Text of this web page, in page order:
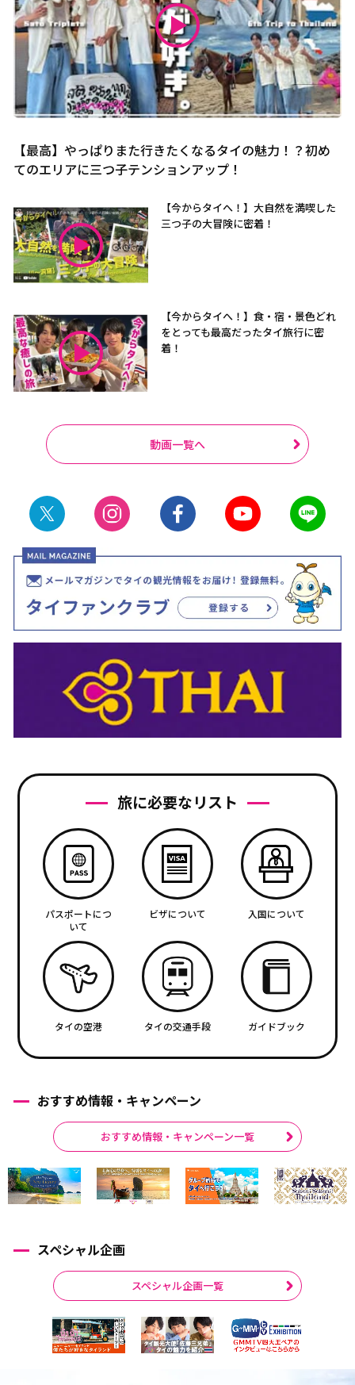
【最高】やっぱりまた行きたくなるタイの魅力！？初め
てのエリアに三つ子テンションアップ！
【今からタイへ！】大自然を満喫した
三つ子の大冒険に密着！
【今からタイへ！】食・宿・景色どれ
をとっても最高だったタイ旅行に密
着！
動画一覧へ
旅に必要なリスト
パスポートにつ
いて
ビザについて 入国について
タイの空港 タイの交通手段 ガイドブック
おすすめ情報・キャンペーン
おすすめ情報・キャンペーン一覧
スペシャル企画
スペシャル企画一覧